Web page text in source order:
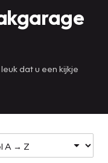
dat u een kijkje